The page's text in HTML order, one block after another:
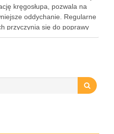
kręgosłupa, pozwala na
oddychanie. Regularne
przyczynia się do poprawy
staje się kluczem do